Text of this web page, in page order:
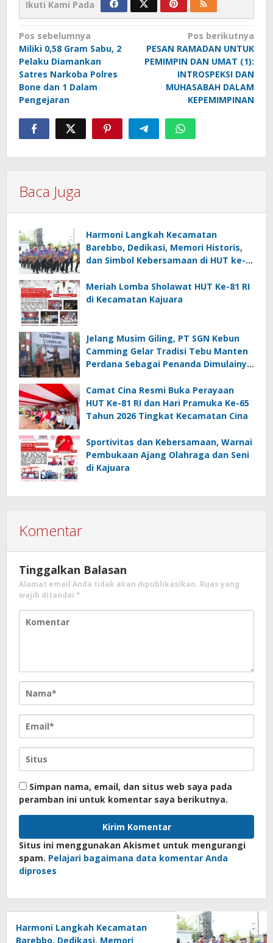
Ikuti Kami Pada
Navigasi
pos
Pos sebelumnya
Miliki 0,58 Gram Sabu, 2
Pelaku Diamankan
Satres Narkoba Polres
Bone dan 1 Dalam
Pengejaran
Pos berikutnya
PESAN RAMADAN UNTUK
PEMIMPIN DAN UMAT (1):
INTROSPEKSI DAN
MUHASABAH DALAM
KEPEMIMPINAN
Baca Juga
Harmoni Langkah Kecamatan
Barebbo, Dedikasi, Memori Historis,
dan Simbol Kebersamaan di HUT ke-
Meriah Lomba Sholawat HUT Ke-81 RI
di Kecamatan Kajuara
Jelang Musim Giling, PT SGN Kebun
Camming Gelar Tradisi Tebu Manten
Perdana Sebagai Penanda Dimulainya
Camat Cina Resmi Buka Perayaan
HUT Ke-81 RI dan Hari Pramuka Ke-65
Tahun 2026 Tingkat Kecamatan Cina
Sportivitas dan Kebersamaan, Warnai
Pembukaan Ajang Olahraga dan Seni
di Kajuara
Komentar
Tinggalkan Balasan
Alamat email Anda tidak akan dipublikasikan. Ruas yang
wajib ditandai *
Simpan nama, email, dan situs web saya pada
peramban ini untuk komentar saya berikutnya.
Situs ini menggunakan Akismet untuk mengurangi
spam. Pelajari bagaimana data komentar Anda
diproses
Harmoni Langkah Kecamatan
Barebbo, Dedikasi, Memori